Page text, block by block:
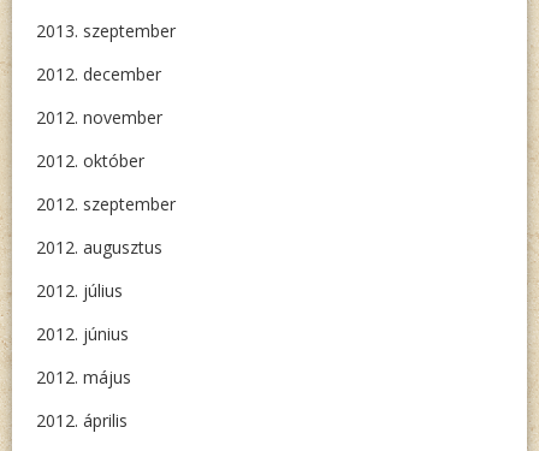
2013. szeptember
2012. december
2012. november
2012. október
2012. szeptember
2012. augusztus
2012. július
2012. június
2012. május
2012. április